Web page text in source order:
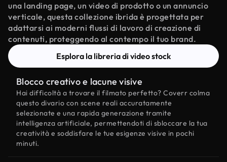
una landing page, un video di prodotto o un annuncio
verticale, questa collezione ibrida è progettata per
adattarsi ai moderni flussi di lavoro di creazione di
contenuti, proteggendo al contempo il tuo brand.
Esplora la libreria di video stock
Blocco creativo e lacune visive
Hai difficoltà a trovare il filmato perfetto? Coverr colma
questo divario con scene reali accuratamente
selezionate e una rapida generazione tramite
intelligenza artificiale, permettendoti di sbloccare la tua
creatività e soddisfare le tue esigenze visive in pochi
minuti.